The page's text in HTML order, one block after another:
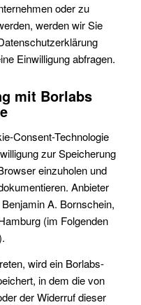
oder zu
werden wir Sie
Einwilligung abfragen.
mit Borlabs
Consent-Technologie
zur Speicherung
einzuholen und
Anbieter
A. Bornschein,
(im Folgenden
wird ein Borlabs-
in dem die von
der Widerruf dieser